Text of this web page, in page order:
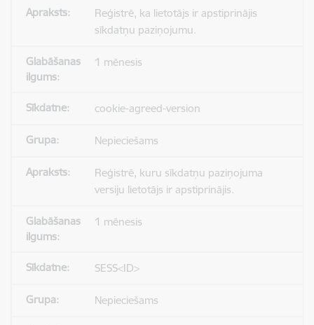
Reģistrē, ka lietotājs ir apstiprinājis
sīkdatņu paziņojumu.
1 mēnesis
cookie-agreed-version
Nepieciešams
Reģistrē, kuru sīkdatņu paziņojuma
versiju lietotājs ir apstiprinājis.
1 mēnesis
SESS<ID>
Nepieciešams